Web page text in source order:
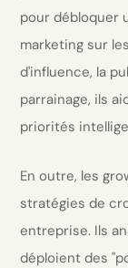
pour débloquer
marketing sur
d'influence, la
parrainage, ils
priorités
En outre, les
stratégies de
entreprise. Ils
déploient des